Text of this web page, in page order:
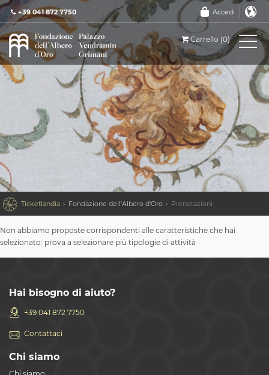
+39 041 872 7750 Accedi
Carrello (0)
 Ticketlandia Fondazione dell'Albero d'Oro Prenotazioni
Non abbiamo proposte corrispondenti alle caratteristiche che hai
selezionato: prova a selezionare più tipologie di attività
Hai bisogno di aiuto?
+39 041 872 7750
Contattaci
Chi siamo